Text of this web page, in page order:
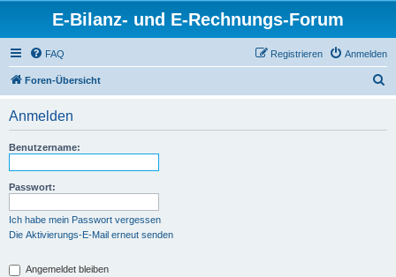
E-Bilanz- und E-Rechnungs-Forum
FAQ Anmelden
Registrieren
Foren-Übersicht
Anmelden
Benutzername:
Passwort:
Ich habe mein Passwort vergessen
Die Aktivierungs-E-Mail erneut senden
Angemeldet bleiben